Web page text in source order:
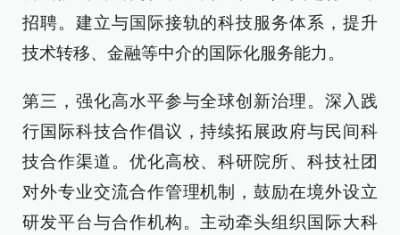
招聘。建立与国际接轨的科技服务体系，提升
技术转移、金融等中介的国际化服务能力。
第三，强化高水平参与全球创新治理。深入践
行国际科技合作倡议，持续拓展政府与民间科
技合作渠道。优化高校、科研院所、科技社团
对外专业交流合作管理机制，鼓励在境外设立
研发平台与合作机构。主动牵头组织国际大科